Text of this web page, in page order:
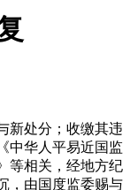
处分；收缴其违
中华人平易近国监
等相关，经地方纪
，由国度监委赐与